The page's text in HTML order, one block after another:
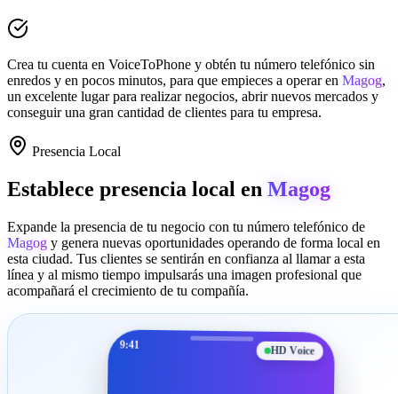
Crea tu cuenta en VoiceToPhone y obtén tu número telefónico sin
enredos y en pocos minutos, para que empieces a operar en Magog,
un excelente lugar para realizar negocios, abrir nuevos mercados y
conseguir una gran cantidad de clientes para tu empresa.
Presencia Local
Establece presencia local en Magog
Expande la presencia de tu negocio con tu número telefónico de
Magog y genera nuevas oportunidades operando de forma local en
esta ciudad. Tus clientes se sentirán en confianza al llamar a esta
línea y al mismo tiempo impulsarás una imagen profesional que
acompañará el crecimiento de tu compañía.
9:41 HD Voice